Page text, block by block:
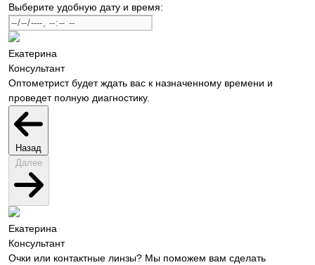
Выберите удобную дату и время:
Екатерина
Консультант
Оптометрист будет ждать вас к назначенному времени и
проведет полную диагностику.
Назад
Далее
Екатерина
Консультант
Очки или контактные линзы? Мы поможем вам сделать